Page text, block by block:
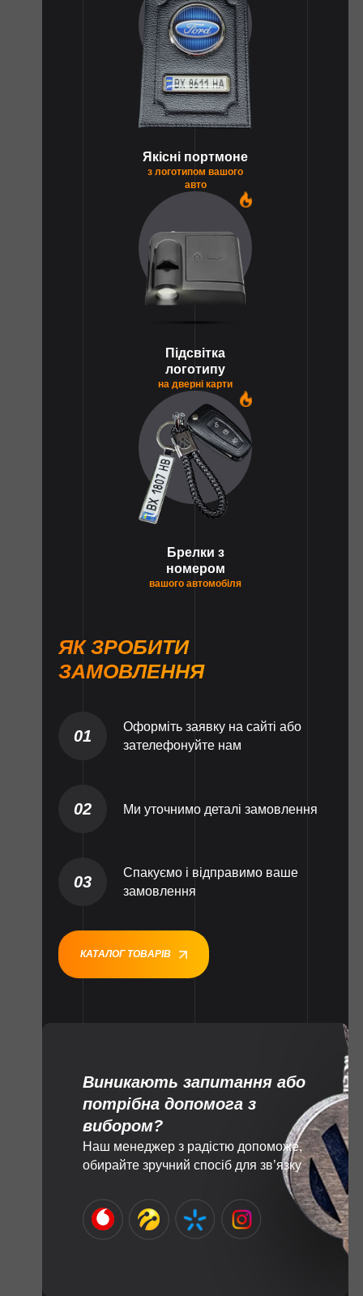
Якісні портмоне
з логотипом вашого
авто
Підсвітка
логотипу
на дверні карти
Брелки з
номером
вашого автомобіля
ЯК ЗРОБИТИ
ЗАМОВЛЕННЯ
01
Оформіть заявку на сайті або
зателефонуйте нам
02 Ми уточнимо деталі замовлення
03
Спакуємо і відправимо ваше
замовлення
КАТАЛОГ ТОВАРІВ
Виникають запитання або
потрібна допомога з
вибором?
Наш менеджер з радістю допоможе,
обирайте зручний спосіб для зв’язку